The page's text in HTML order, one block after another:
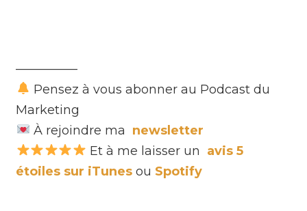
—————
Pensez à vous abonner au Podcast du
Marketing
À rejoindre ma newsletter
Et à me laisser un avis 5
étoiles sur iTunesou Spotify